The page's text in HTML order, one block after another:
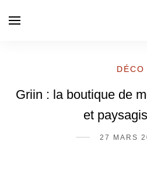
DÉCO
Griin : la boutique de
et
27 MARS